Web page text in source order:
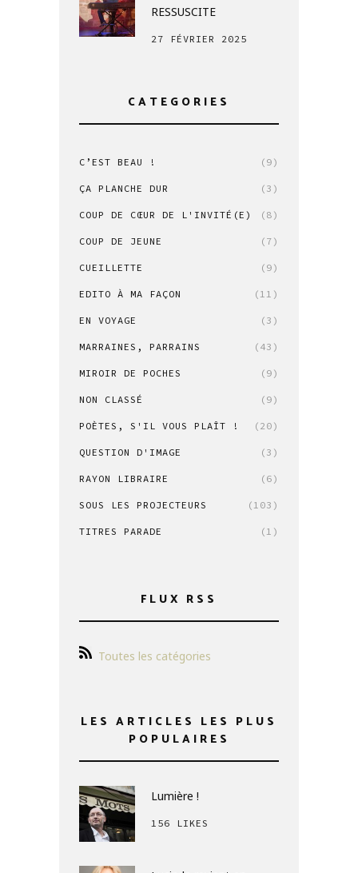
RESSUSCITE
27 FÉVRIER 2025
CATEGORIES
C’EST BEAU ! (9)
ÇA PLANCHE DUR (3)
COUP DE CŒUR DE L'INVITÉ(E) (8)
COUP DE JEUNE (7)
CUEILLETTE (9)
EDITO À MA FAÇON (11)
EN VOYAGE (3)
MARRAINES, PARRAINS (43)
MIROIR DE POCHES (9)
NON CLASSÉ (9)
POÈTES, S'IL VOUS PLAÎT ! (20)
QUESTION D'IMAGE (3)
RAYON LIBRAIRE (6)
SOUS LES PROJECTEURS (103)
TITRES PARADE (1)
FLUX RSS
Toutes les catégories
LES ARTICLES LES PLUS
POPULAIRES
Lumière !
156 LIKES